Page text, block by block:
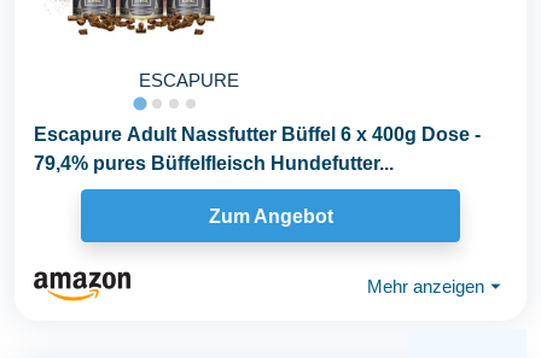
ESCAPURE
Escapure Adult Nassfutter Büffel 6 x 400g Dose -
79,4% pures Büffelfleisch Hundefutter...
Zum Angebot
Mehr anzeigen ⏷